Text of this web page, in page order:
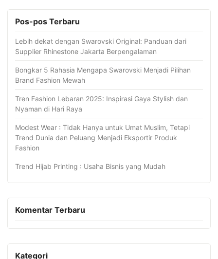
Pos-pos Terbaru
Lebih dekat dengan Swarovski Original: Panduan dari
Supplier Rhinestone Jakarta Berpengalaman
Bongkar 5 Rahasia Mengapa Swarovski Menjadi Pilihan
Brand Fashion Mewah
Tren Fashion Lebaran 2025: Inspirasi Gaya Stylish dan
Nyaman di Hari Raya
Modest Wear : Tidak Hanya untuk Umat Muslim, Tetapi
Trend Dunia dan Peluang Menjadi Eksportir Produk
Fashion
Trend Hijab Printing : Usaha Bisnis yang Mudah
Komentar Terbaru
Kategori